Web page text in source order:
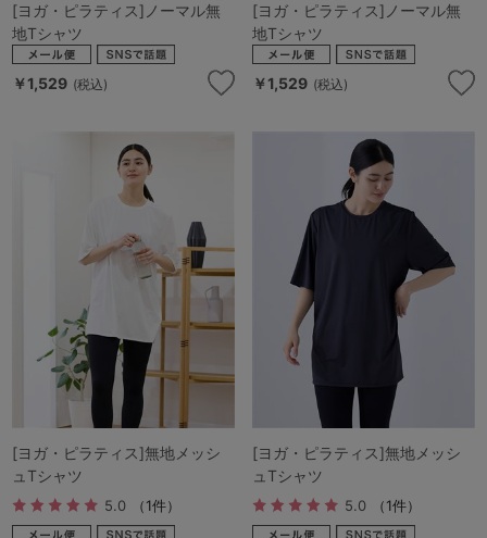
B65 B70 B75 B80
C65 C70 C75 C80 C85
E70
F70
G70 G75
SS S M
LL 3L
S-AB S-CD S-EF
M-AB
L-AB L-CD L-EF
1,000～1,999円
2,000～2,999円 3,000～3,999円
4,000円～ 3足￥1,188靴下
セールアイテムから探す
セールアイテム
[ヨガ・ピラティス]ノーマル無
地Tシャツ
￥1,529 (税込)
[ヨガ・ピラティス]ノーマル無
地Tシャツ
￥1,529 (税込)
[ヨガ・ピラティス]無地メッシ
ュTシャツ
5.0 （1件）
[ヨガ・ピラティス]無地メッシ
ュTシャツ
5.0 （1件）